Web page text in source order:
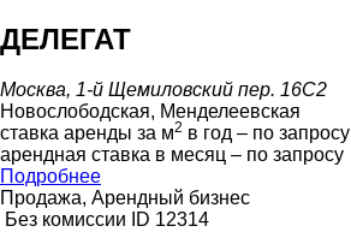
ДЕЛЕГАТ
Москва, 1-й Щемиловский пер. 16С2
Новослободская, Менделеевская
ставка аренды за м2 в год – по запросу
арендная ставка в месяц – по запросу
Подробнее
Продажа, Арендный бизнес
Без комиссии
ID 12314